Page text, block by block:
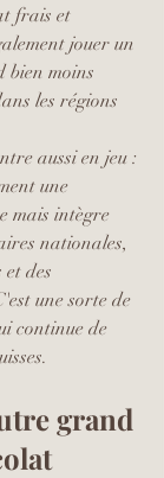
frais et
jouer un
bien moins
les régions
aussi en jeu :
une
mais intègre
nationales,
des
une sorte de
continue de
grand